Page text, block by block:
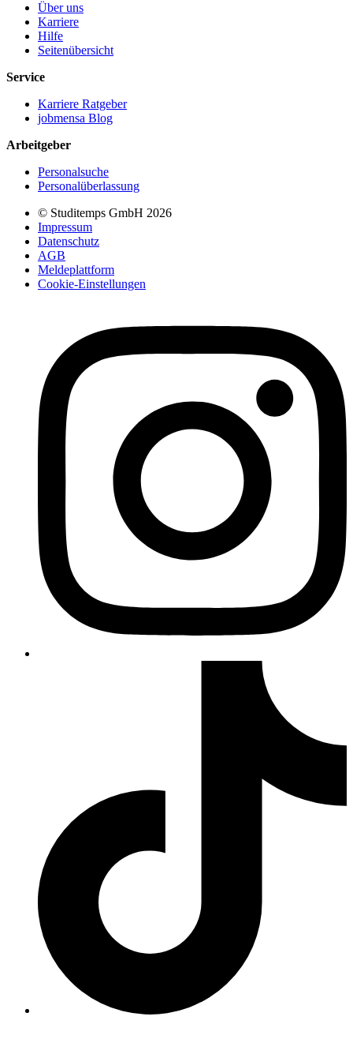
Über uns
Karriere
Hilfe
Seitenübersicht
Service
Karriere Ratgeber
jobmensa Blog
Arbeitgeber
Personalsuche
Personalüberlassung
© Studitemps GmbH 2026
Impressum
Datenschutz
AGB
Meldeplattform
Cookie-Einstellungen